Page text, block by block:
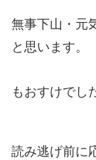
無事下山・元
と思います。
もおすけでし
読み逃げ前に